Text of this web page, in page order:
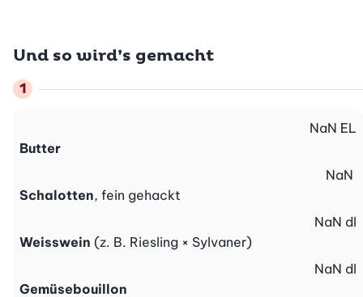
Und so wird’s gemacht
Butter
NaN EL
Schalotten, fein gehackt
NaN
Weisswein (z. B. Riesling × Sylvaner)
NaN dl
Gemüsebouillon
NaN dl